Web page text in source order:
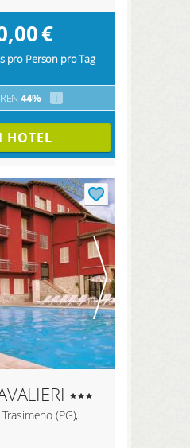
€
pro Person pro Tag
44% i
HOTEL
(PG),